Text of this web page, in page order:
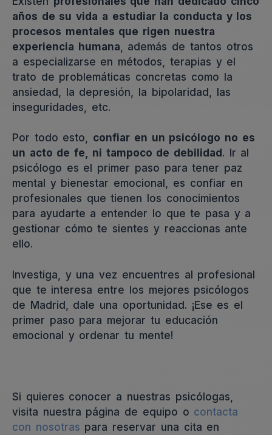
años de su vida a estudiar la conducta y los
procesos mentales que rigen nuestra
experiencia humana , además de tantos otros
a especializarse en métodos, terapias y el
trato de problemáticas concretas como la
ansiedad, la depresión, la bipolaridad, las
inseguridades, etc.
Por todo esto, confiar en un psicólogo no es
un acto de fe, ni tampoco de debilidad . Ir al
psicólogo es el primer paso para tener paz
mental y bienestar emocional, es confiar en
profesionales que tienen los conocimientos
para ayudarte a entender lo que te pasa y a
gestionar cómo te sientes y reaccionas ante
ello.
Investiga, y una vez encuentres al profesional
que te interesa entre los mejores psicólogos
de Madrid, dale una oportunidad. ¡Ese es el
primer paso para mejorar tu educación
emocional y ordenar tu mente!
Si quieres conocer a nuestras psicólogas,
visita nuestra página de equipo o contacta
con nosotras para reservar una cita en